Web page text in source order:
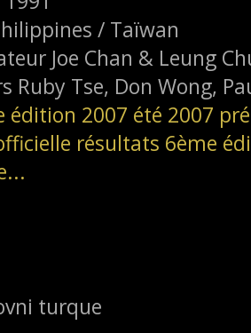
/ Taïwan
Joe Chan & Leung
Ruby Tse, Don Wong,
édition 2007 été 2007
résultats 6ème
turque